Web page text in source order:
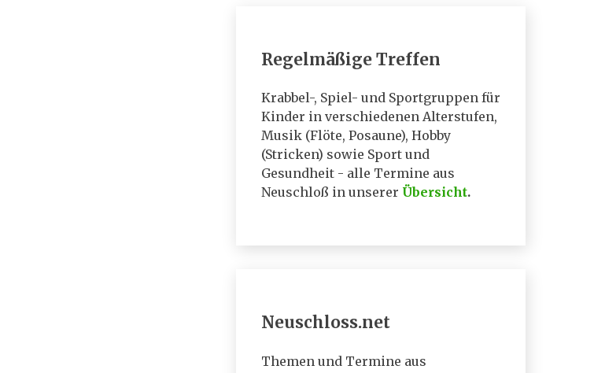
Regelmäßige Treffen
Krabbel-, Spiel- und Sportgruppen für
Kinder in verschiedenen Alterstufen,
Musik (Flöte, Posaune), Hobby
(Stricken) sowie Sport und
Gesundheit - alle Termine aus
Neuschloß in unserer Übersicht.
Neuschloss.net
Themen und Termine aus